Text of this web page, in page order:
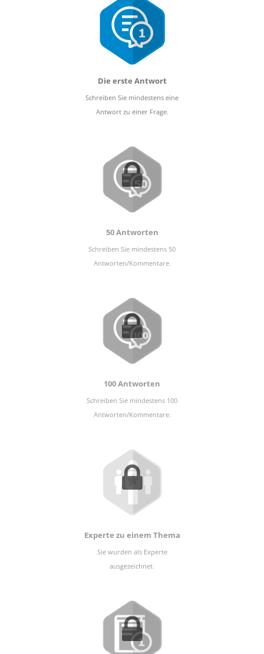
Die erste Antwort
Schreiben Sie mindestens eine
Antwort zu einer Frage.
50 Antworten
Schreiben Sie mindestens 50
Antworten/Kommentare.
100 Antworten
Schreiben Sie mindestens 100
Antworten/Kommentare.
Experte zu einem Thema
Sie wurden als Experte
ausgezeichnet.